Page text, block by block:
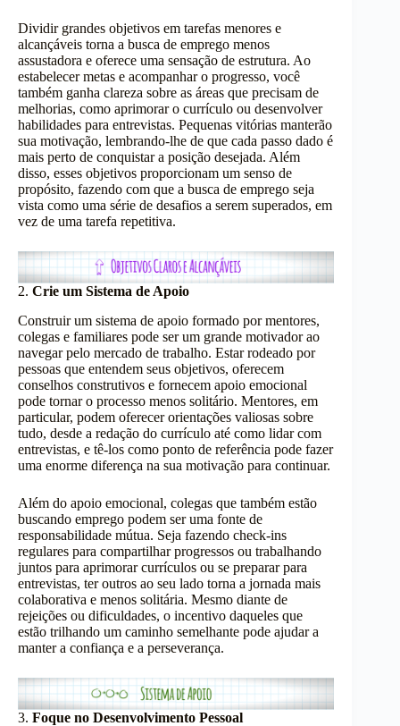
Dividir grandes objetivos em tarefas menores e
alcançáveis torna a busca de emprego menos
assustadora e oferece uma sensação de estrutura. Ao
estabelecer metas e acompanhar o progresso, você
também ganha clareza sobre as áreas que precisam de
melhorias, como aprimorar o currículo ou desenvolver
habilidades para entrevistas. Pequenas vitórias manterão
sua motivação, lembrando-lhe de que cada passo dado é
mais perto de conquistar a posição desejada. Além
disso, esses objetivos proporcionam um senso de
propósito, fazendo com que a busca de emprego seja
vista como uma série de desafios a serem superados, em
vez de uma tarefa repetitiva.
2. Crie um Sistema de Apoio
Construir um sistema de apoio formado por mentores,
colegas e familiares pode ser um grande motivador ao
navegar pelo mercado de trabalho. Estar rodeado por
pessoas que entendem seus objetivos, oferecem
conselhos construtivos e fornecem apoio emocional
pode tornar o processo menos solitário. Mentores, em
particular, podem oferecer orientações valiosas sobre
tudo, desde a redação do currículo até como lidar com
entrevistas, e tê-los como ponto de referência pode fazer
uma enorme diferença na sua motivação para continuar.
Além do apoio emocional, colegas que também estão
buscando emprego podem ser uma fonte de
responsabilidade mútua. Seja fazendo check-ins
regulares para compartilhar progressos ou trabalhando
juntos para aprimorar currículos ou se preparar para
entrevistas, ter outros ao seu lado torna a jornada mais
colaborativa e menos solitária. Mesmo diante de
rejeições ou dificuldades, o incentivo daqueles que
estão trilhando um caminho semelhante pode ajudar a
manter a confiança e a perseverança.
3. Foque no Desenvolvimento Pessoal